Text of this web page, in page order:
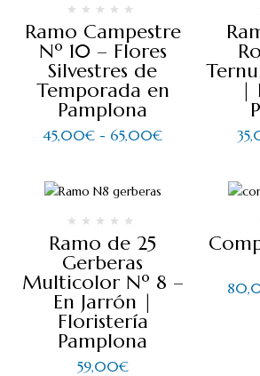
Ramo Campestre
Nº 10 – Flores
Silvestres de
Temporada en
Pamplona
45,00€ - 65,00€
|
Ramo de 25
Gerberas
Multicolor Nº 8 –
En Jarrón |
Floristería
Pamplona
59,00€